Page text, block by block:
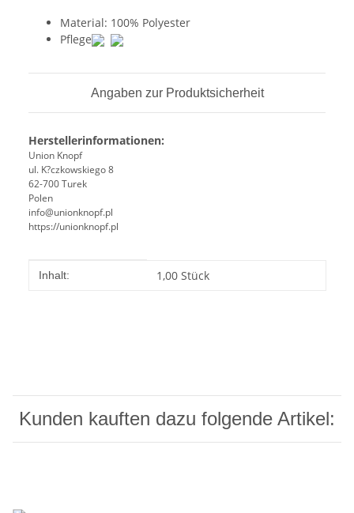
Material: 100% Polyester
Pflege
Angaben zur Produktsicherheit
Herstellerinformationen:
Union Knopf
ul. K?czkowskiego 8
62-700 Turek
Polen
info@unionknopf.pl
https://unionknopf.pl
Produkteigenschaft
Wert
Inhalt: 1,00 Stück
Kunden kauften dazu folgende Artikel: